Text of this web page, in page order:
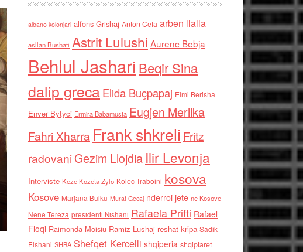
albano kolonjari alfons Grishaj Anton Cefa arben llalla
asllan Bushati Astrit Lulushi Aurenc Bebja
Behlul Jashari Beqir Sina
dalip grecaElida Buçpapaj Elmi Berisha
Enver Bytyci Ermira Babamusta Eugjen Merlika
Fahri Xharra Frank shkreli Fritz
radovaniGezim Llojdia Ilir Levonja
Interviste Keze Kozeta Zylo Kolec Traboini kosova
Kosove Marjana Bulku Murat Gecaj nderroi jete ne Kosove
Nene Tereza presidenti Nishani Rafaela Prifti Rafael
Floqi Raimonda Moisiu Ramiz Lushaj reshat kripa Sadik
Elshani SHBA Shefqet Kercelli shqiperia shqiptaret